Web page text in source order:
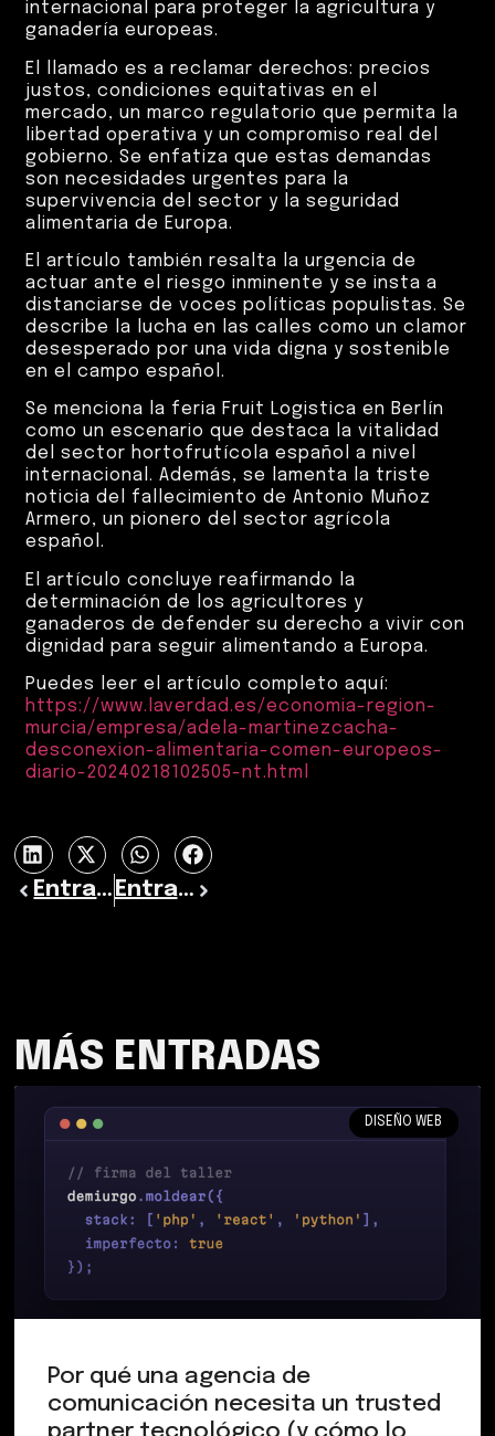
internacional para proteger la agricultura y
ganadería europeas.
El llamado es a reclamar derechos: precios
justos, condiciones equitativas en el
mercado, un marco regulatorio que permita la
libertad operativa y un compromiso real del
gobierno. Se enfatiza que estas demandas
son necesidades urgentes para la
supervivencia del sector y la seguridad
alimentaria de Europa.
El artículo también resalta la urgencia de
actuar ante el riesgo inminente y se insta a
distanciarse de voces políticas populistas. Se
describe la lucha en las calles como un clamor
desesperado por una vida digna y sostenible
en el campo español.
Se menciona la feria Fruit Logistica en Berlín
como un escenario que destaca la vitalidad
del sector hortofrutícola español a nivel
internacional. Además, se lamenta la triste
noticia del fallecimiento de Antonio Muñoz
Armero, un pionero del sector agrícola
español.
El artículo concluye reafirmando la
determinación de los agricultores y
ganaderos de defender su derecho a vivir con
dignidad para seguir alimentando a Europa.
Puedes leer el artículo completo aquí:
https://www.laverdad.es/economia-region-
murcia/empresa/adela-martinezcacha-
desconexion-alimentaria-comen-europeos-
diario-20240218102505-nt.html
Entrada previa Entrada siguiente
MÁS ENTRADAS
DISEÑO WEB
Por qué una agencia de
comunicación necesita un trusted